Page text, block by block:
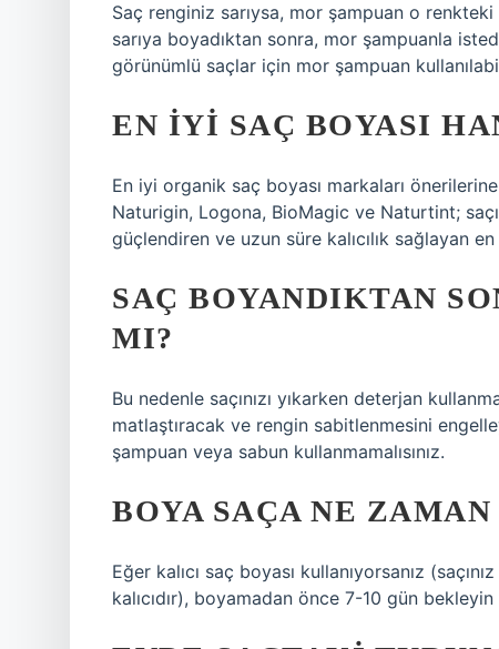
Saç renginiz sarıysa, mor şampuan o renkteki
sarıya boyadıktan sonra, mor şampuanla
görünümlü saçlar için mor şampuan
EN IYI SAÇ BOYASI
En iyi organik saç boyası markaları
Naturigin, Logona, BioMagic ve Naturtint;
güçlendiren ve uzun süre kalıcılık sağlayan
SAÇ BOYANDIKTAN
MI?
Bu nedenle saçınızı yıkarken deterjan
matlaştıracak ve rengin sabitlenmesini
şampuan veya sabun kullanmamalısınız.
BOYA SAÇA NE ZAMAN
Eğer kalıcı saç boyası kullanıyorsanız
kalıcıdır), boyamadan önce 7-10 gün